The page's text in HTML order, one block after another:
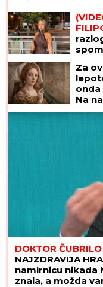
Za
onda
Na
je
DOKTOR ČUBRILO
NAJZDRAVIJA
namirnicu nikada
znala, a možda